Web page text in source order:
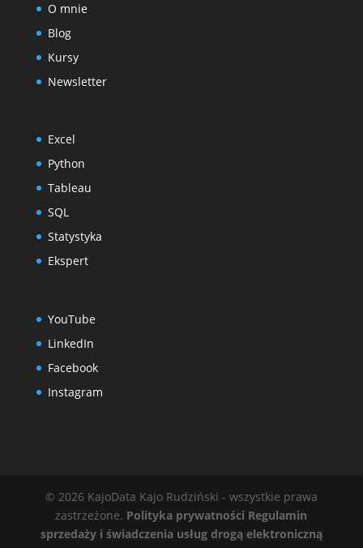
O mnie
Blog
Kursy
Newsletter
Excel
Python
Tableau
SQL
Statystyka
Ekspert
YouTube
LinkedIn
Facebook
Instagram
© 2026 KajoData Kajo Rudziński - wszystkie prawa
zastrzeżone. Polityka prywatności Regulamin
sprzedaży i świadczenia usług drogą elektroniczną